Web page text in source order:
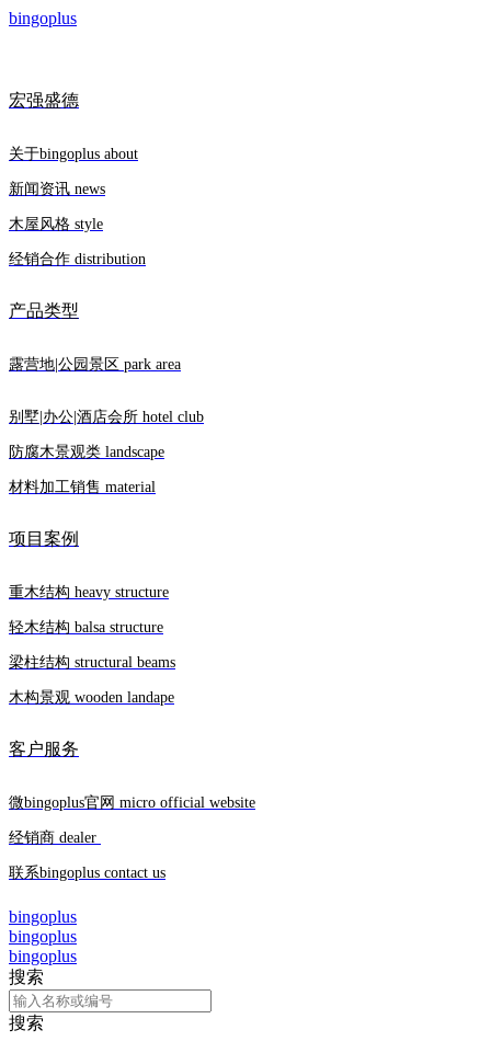
bingoplus
宏强盛德
关于bingoplus about
新闻资讯 news
木屋风格 style
经销合作 distribution
产品类型
露营地|公园景区 park area
别墅|办公|酒店会所 hotel club
防腐木景观类 landscape
材料加工销售 material
项目案例
重木结构 heavy structure
轻木结构 balsa structure
梁柱结构 structural beams
木构景观 wooden landape
客户服务
微bingoplus官网 micro official website
经销商 dealer
联系bingoplus contact us
bingoplus
bingoplus
bingoplus
搜索
搜索